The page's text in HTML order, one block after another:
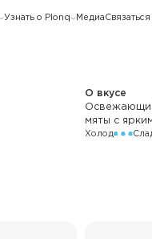
Узнать о Plonq Медиа
О вкусе
Освежающий
мяты с
Холод